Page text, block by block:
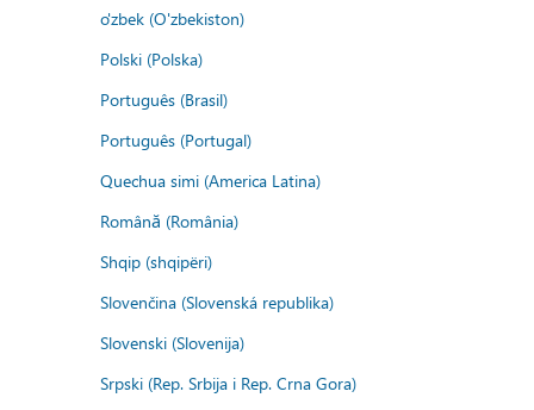
o'zbek (O'zbekiston)
Polski (Polska)
Português (Brasil)
Português (Portugal)
Quechua simi (America Latina)
Română (România)
Shqip (shqipëri)
Slovenčina (Slovenská republika)
Slovenski (Slovenija)
Srpski (Rep. Srbija i Rep. Crna Gora)